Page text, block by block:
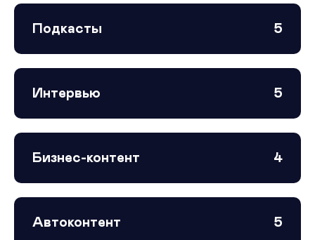
Подкасты 5
Интервью 5
Бизнес-контент 4
Автоконтент 5